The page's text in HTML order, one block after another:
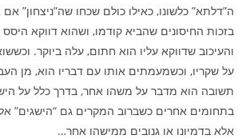
ה”דלתא” כלשונו, כאילו כולם שכחו שה”ניצחון”
בזכות החיסונים שהביא קודמו, ושהוא דווקא
והעיכוב שדווקא עליו הוא חתום, עלה ביוקר.
על שקריו, וכשמעמתים אותו עם דבריו הוא, מן
תשובה הוא מדבר על משהו אחר, בדרך כלל על
בתחומים אחרים כשברוב המקרים גם “הישגים”
אלא בדמיונו או גנובים ממישהו אחר…